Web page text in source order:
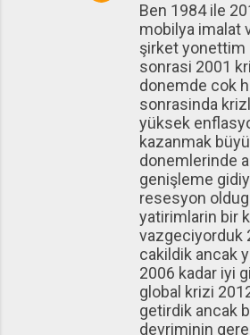
Ben 1984 ile
mobilya imalat
şirket yonettim
sonrasi 2001
donemde cok
sonrasinda
yüksek
kazanmak
donemlerinde
genişleme
resesyon
yatirimlarin bir
vazgeciyorduk
cakildik ancak
2006 kadar iyi
global krizi
getirdik ancak
devriminin